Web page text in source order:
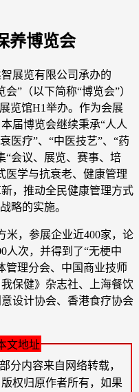
养博览会
展览有限公司承办的
”（以下简称“博览会”）
览馆H1举办。作为会展
届博览会继续秉承“人人
医疗”、“中医技艺”、“药
“会议、展览、赛事、培
医学与抗衰老、健康管理
，推动全民健康管理方式
略的实施。
米，参展企业近400家，论
人次，并得到了“无梗中
管理分会、中国商业技师
保健》杂志社、上海餐饮
设计协会、香港食疗协会
文地址
分内容来自网络转载，
权归原作者所有，如果